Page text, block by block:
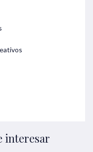
interesar